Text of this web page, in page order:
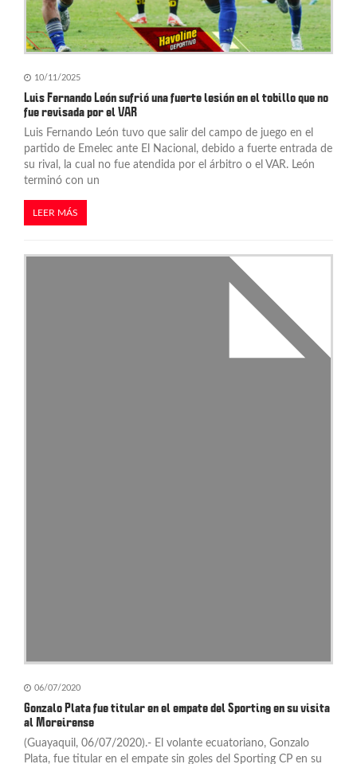
r
d
a
s
10/11/2025
Luis Fernando León sufrió una fuerte lesión en el tobillo que no
fue revisada por el VAR
Luis Fernando León tuvo que salir del campo de juego en el
partido de Emelec ante El Nacional, debido a fuerte entrada de
su rival, la cual no fue atendida por el árbitro o el VAR. León
terminó con un
LEER MÁS
06/07/2020
Gonzalo Plata fue titular en el empate del Sporting en su visita
al Moreirense
(Guayaquil, 06/07/2020).- El volante ecuatoriano, Gonzalo
Plata, fue titular en el empate sin goles del Sporting CP en su